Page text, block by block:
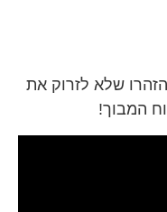
שלא לזרוק את
המבוך!